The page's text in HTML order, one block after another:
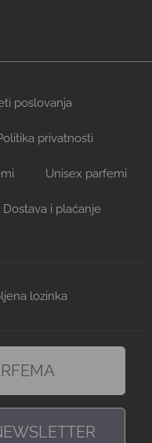
poslovanja
privatnosti
Unisex parfemi
Dostava i plaćanje
lozinka